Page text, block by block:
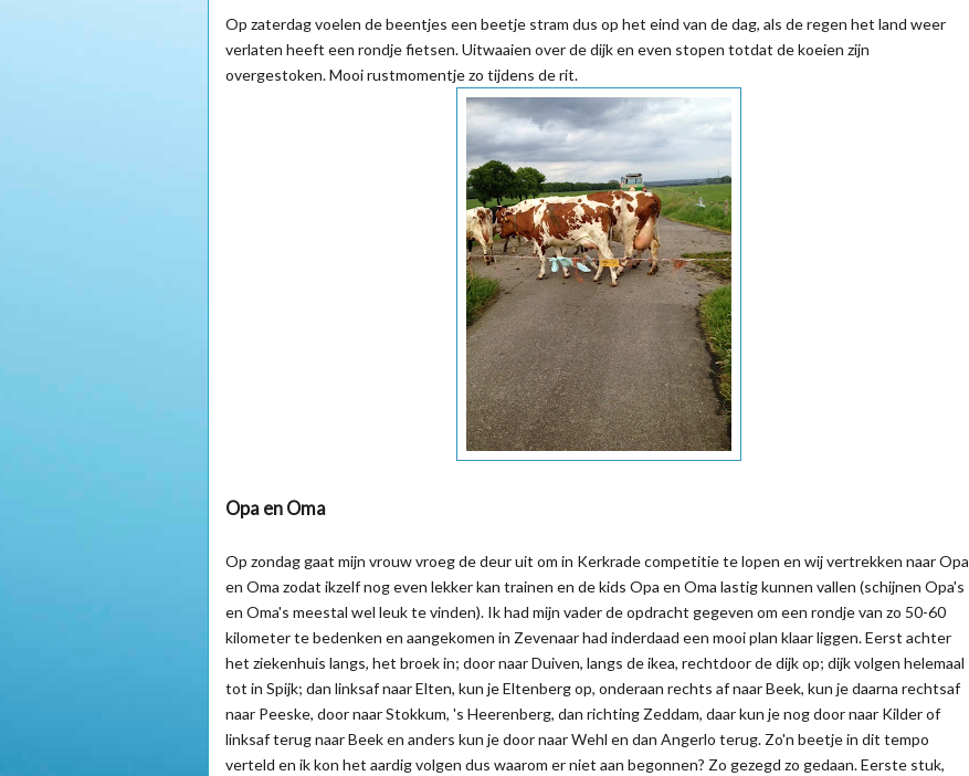
Op zaterdag voelen de beentjes een beetje stram dus op het eind van de dag, als de regen het land weer
verlaten heeft een rondje fietsen. Uitwaaien over de dijk en even stopen totdat de koeien zijn
overgestoken. Mooi rustmomentje zo tijdens de rit.
Opa en Oma
Op zondag gaat mijn vrouw vroeg de deur uit om in Kerkrade competitie te lopen en wij vertrekken naar Opa
en Oma zodat ikzelf nog even lekker kan trainen en de kids Opa en Oma lastig kunnen vallen (schijnen Opa's
en Oma's meestal wel leuk te vinden). Ik had mijn vader de opdracht gegeven om een rondje van zo 50-60
kilometer te bedenken en aangekomen in Zevenaar had inderdaad een mooi plan klaar liggen. Eerst achter
het ziekenhuis langs, het broek in; door naar Duiven, langs de ikea, rechtdoor de dijk op; dijk volgen helemaal
tot in Spijk; dan linksaf naar Elten, kun je Eltenberg op, onderaan rechts af naar Beek, kun je daarna rechtsaf
naar Peeske, door naar Stokkum, 's Heerenberg, dan richting Zeddam, daar kun je nog door naar Kilder of
linksaf terug naar Beek en anders kun je door naar Wehl en dan Angerlo terug. Zo'n beetje in dit tempo
verteld en ik kon het aardig volgen dus waarom er niet aan begonnen? Zo gezegd zo gedaan. Eerste stuk,